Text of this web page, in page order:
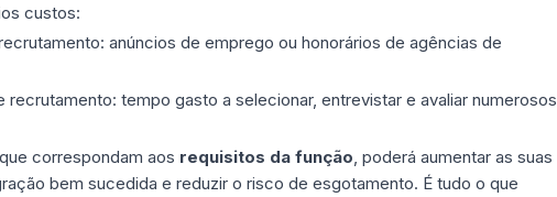
custos:
anúncios de emprego ou honorários de agências de
recrutamento: tempo gasto a selecionar, entrevistar e avaliar numerosos
correspondam aos requisitos da função , poderá aumentar as suas
bem sucedida e reduzir o risco de esgotamento. É tudo o que